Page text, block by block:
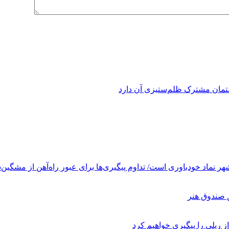
مشترک ظلم‌ستیزی آن دارد
نماد خودباوری است/ تداوم پیگیری‌ها برای عبور راه‌آهن از
ریلی را پیگیری خواهیم کرد